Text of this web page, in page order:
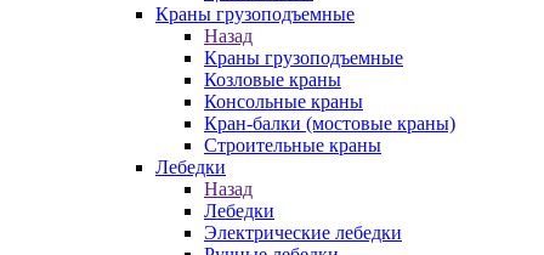
Краны грузоподъемные
Назад
Краны грузоподъемные
Козловые краны
Консольные краны
Кран-балки (мостовые краны)
Строительные краны
Лебедки
Назад
Лебедки
Электрические лебедки